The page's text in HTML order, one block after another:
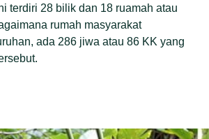
terdiri 28 bilik dan 18 ruamah atau
rumah masyarakat
ada 286 jiwa atau 86 KK yang